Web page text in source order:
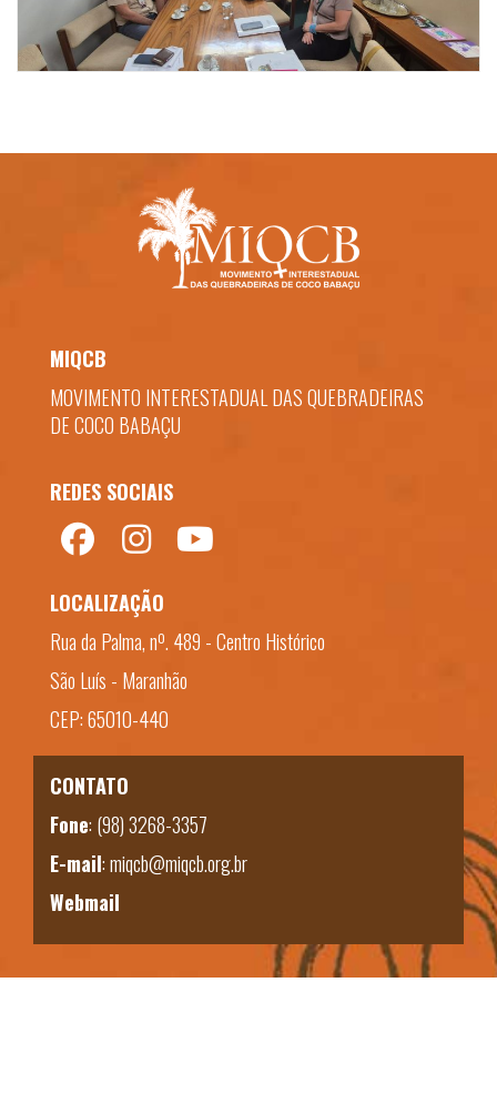
MIQCB
MOVIMENTO INTERESTADUAL DAS QUEBRADEIRAS
DE COCO BABAÇU
REDES SOCIAIS
LOCALIZAÇÃO
Rua da Palma, nº. 489 - Centro Histórico
São Luís - Maranhão
CEP: 65010-440
CONTATO
Fone: (98) 3268-3357
E-mail:miqcb@miqcb.org.br
Webmail